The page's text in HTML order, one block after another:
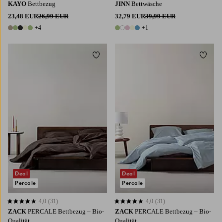
KAYO Bettbezug
23,48 EUR26,99 EUR
9 Farben
+4
JINN Bettwäsche
32,79 EUR39,99 EUR
6 Farben
+1
ZACK PERCALE Bettbezug ‒ Bio-
4,0 basierend auf 31 Bewertungen
4,0 (31)
Deal
Percale
Zu Favoriten hinzufügen
ZACK PERCALE Bettbezug ‒ Bio-
4,0 basierend auf 31 Bewertungen
4,0 (31)
Deal
Percale
Zu